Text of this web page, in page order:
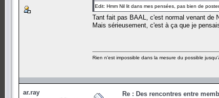
Edit: Hmm Nil lit dans mes pensées, pas bien de
Tant fait pas BAAL, c'est normal venant de
Mais sérieusement, c'est à ça que je
Rien n'est impossible dans la mesure du possible
ar.ray Re : Des rencontres entre